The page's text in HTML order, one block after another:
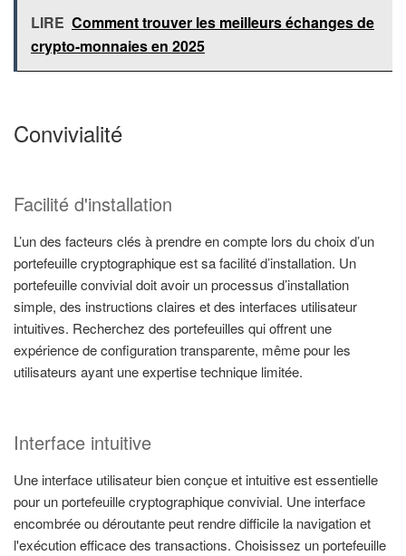
LIRE Comment trouver les meilleurs échanges de
crypto-monnaies en 2025
Convivialité
Facilité d'installation
L’un des facteurs clés à prendre en compte lors du choix d’un
portefeuille cryptographique est sa facilité d’installation. Un
portefeuille convivial doit avoir un processus d’installation
simple, des instructions claires et des interfaces utilisateur
intuitives. Recherchez des portefeuilles qui offrent une
expérience de configuration transparente, même pour les
utilisateurs ayant une expertise technique limitée.
Interface intuitive
Une interface utilisateur bien conçue et intuitive est essentielle
pour un portefeuille cryptographique convivial. Une interface
encombrée ou déroutante peut rendre difficile la navigation et
l'exécution efficace des transactions. Choisissez un portefeuille